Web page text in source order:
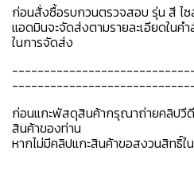
ก่อนสั่งซื้อรบกวนตรวจสอบ รุ่น สี ไ
แอดมินจะจัดส่งตามรายละเอียดใน
ในการจัดส่ง
ก่อนแกะพัสดุสินค้ากรุณาถ่ายคลิปวี
สินค้าของท่าน
หากไม่มีคลิปแกะสินค้าขอสงวนสิทธิ์ใ